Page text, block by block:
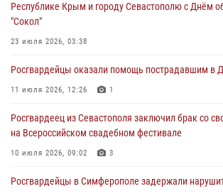
Росгвардейцы Крыма и Севастополя отметили
в краже из гипермаркета
24 июля 2026, 12:21
Поздравление начальника Главного управления
Республике Крым и городу Севастополю с Днём
"Сокол"
Республике Крым и городу Севастополю с Днём
"Сокол"
23 июля 2026, 03:38
Росгвардейцы оказали помощь пострадавшим в
11 июля 2026, 12:26 1
Росгвардеец из Севастополя заключил брак со
на Всероссийском свадебном фестивале
10 июля 2026, 09:02 3
Росгвардейцы в Симферополе задержали